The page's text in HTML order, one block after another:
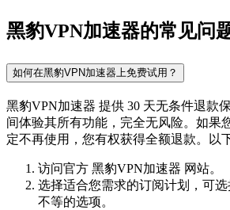
黑豹VPN加速器的常见问
如何在黑豹VPN加速器上免费试用？
黑豹VPN加速器 提供 30 天无条件退款
间体验其所有功能，完全无风险。如果
定不再使用，您有权获得全额退款。以
访问官方 黑豹VPN加速器 网站。
选择适合您需求的订阅计划，可选
不等的选项。